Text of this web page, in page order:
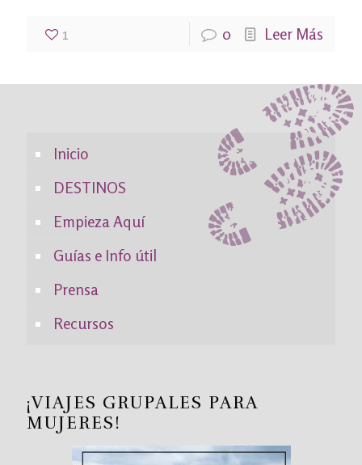
1 0 Leer Más
Inicio
DESTINOS
Empieza Aquí
Guías e Info útil
Prensa
Recursos
¡VIAJES GRUPALES PARA
MUJERES!